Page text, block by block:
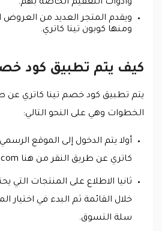
وأدوات التعقيم الخاصة بهم.
ويقدم المتجر العديد من
ومنها كوبون تينا كاتري.
كيف يتم تطبيق كود
يتم تطبيق كود خصم تينا كاتري عن
الخطوات وهي على النحو التالي:
أولا يتم الدخول إلى الموقع
كاتري عن طريق النقر من هنا https://tenacattery.com/
ثانيا الاطلاع على المنتجات التي
خلال القائمة ثم البدء في اختيار
سلة التسوق.